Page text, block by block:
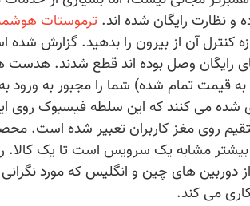
و نظارت رایگان شده اند. ترموستات
کنترل آن از بیرون را بدهید. گزارش شده
رایگان وصل بوده اند قطع شدند. هدست
به قیمت تمام شده) شما را مجبور به
می کنند که این سلطه فیسبوک روی
روی مغز کاربران تعبیر شده است.
بیشتر مشابه یک سرویس است تا یک کالا.
دوربین های چین و انگلیس که مورد
می کند.